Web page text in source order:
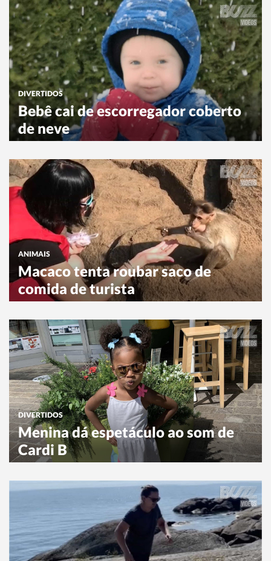
DIVERTIDOS
Bebê cai de escorregador coberto
de neve
ANIMAIS
Macaco tenta roubar saco de
comida de turista
DIVERTIDOS
Menina dá espetáculo ao som de
Cardi B